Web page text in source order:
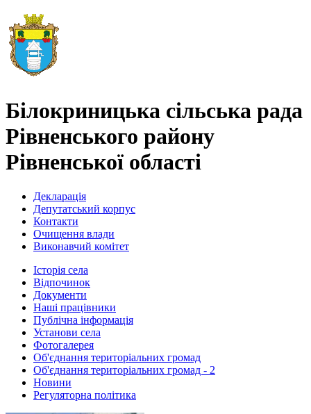
Білокриницька сільська рада
Рівненського району
Рівненської області
Декларація
Депутатський корпус
Контакти
Очищення влади
Виконавчий комітет
Історія села
Відпочинок
Документи
Наші працівники
Публічна інформація
Установи села
Фотогалерея
Об'єднання територіальних громад
Об'єднання територіальних громад - 2
Новини
Регуляторна політика